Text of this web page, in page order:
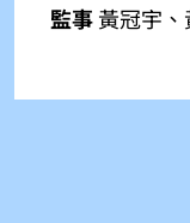
監事 黃冠宇